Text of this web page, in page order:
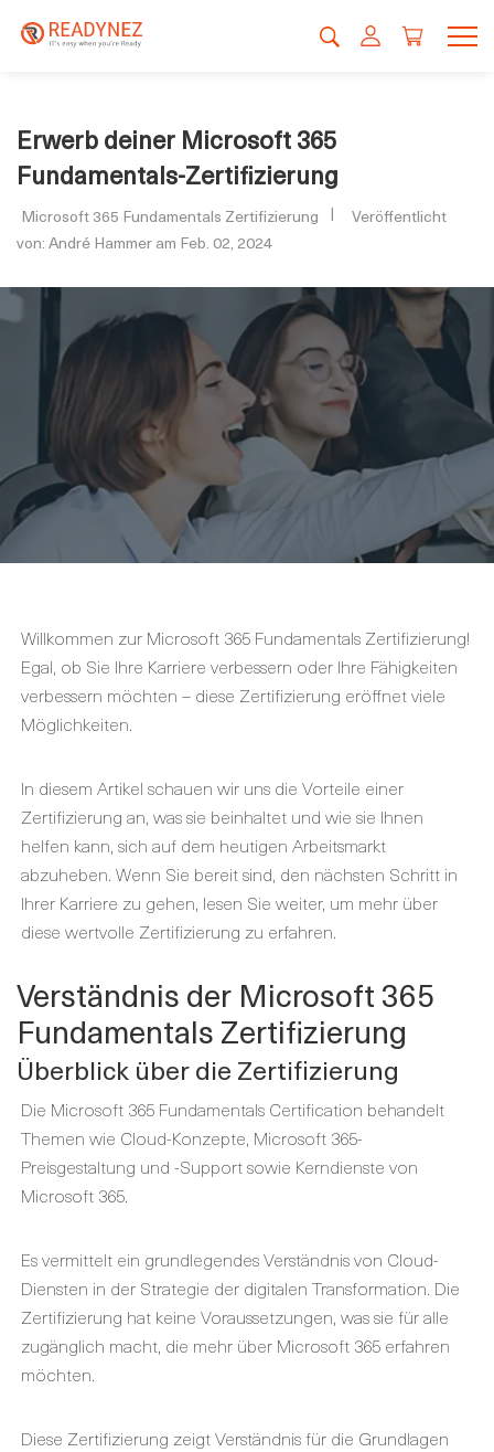
Erwerb deiner Microsoft 365
Fundamentals-Zertifizierung
Microsoft 365 Fundamentals Zertifizierung
Veröffentlicht
von: André Hammer am Feb. 02, 2024
Willkommen zur Microsoft 365 Fundamentals Zertifizierung!
Egal, ob Sie Ihre Karriere verbessern oder Ihre Fähigkeiten
verbessern möchten – diese Zertifizierung eröffnet viele
Möglichkeiten.
In diesem Artikel schauen wir uns die Vorteile einer
Zertifizierung an, was sie beinhaltet und wie sie Ihnen
helfen kann, sich auf dem heutigen Arbeitsmarkt
abzuheben. Wenn Sie bereit sind, den nächsten Schritt in
Ihrer Karriere zu gehen, lesen Sie weiter, um mehr über
diese wertvolle Zertifizierung zu erfahren.
Verständnis der Microsoft 365
Fundamentals Zertifizierung
Überblick über die Zertifizierung
Die Microsoft 365 Fundamentals Certification behandelt
Themen wie Cloud-Konzepte, Microsoft 365-
Preisgestaltung und -Support sowie Kerndienste von
Microsoft 365.
Es vermittelt ein grundlegendes Verständnis von Cloud-
Diensten in der Strategie der digitalen Transformation. Die
Zertifizierung hat keine Voraussetzungen, was sie für alle
zugänglich macht, die mehr über Microsoft 365 erfahren
möchten.
Diese Zertifizierung zeigt Verständnis für die Grundlagen